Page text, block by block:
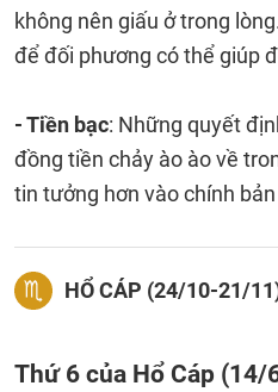
không nên giấu ở trong
để đối phương có thể giúp
- Tiền bạc: Những quyết
đồng tiền chảy ào ào về
tin tưởng hơn vào chính
HỔ CÁP (24/10-21/
Thứ 6 của Hổ Cáp (14/